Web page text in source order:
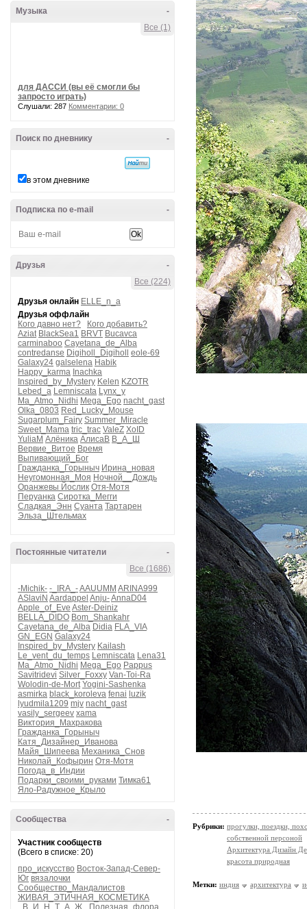
-
Музыка
Все (1)
для ДАССИ (вы её смогли бы
запросто играть)
Слушали: 287 Комментарии: 0
-
Поиск по дневнику
в этом дневнике
-
Подписка по e-mail
-
Друзья
Все (224)
Друзья онлайн ELLE_n_a
Друзья оффлайн
Кого давно нет?
Кого добавить?
Aziat BlackSea1 BRVT Bucavca
carminaboo Cayetana_de_Alba
contredanse Digiholl_Digiholl
eole-69
Galaxy24 galselena Habik
Happy_karma Inachka
Inspired_by_Mystery Kelen KZOTR
Lebed_a Lemniscata Lynx_y
Ma_Atmo_Nidhi Mega_Ego nacht_gast
Olka_0803 Red_Lucky_Mouse
Sugarplum_Fairy Summer_Miracle
Sweet_Mama tric_trac ValeZ XoID
YuliaM Алёника АлисаВ В_А_Ш
Вервие_Витое Время
Выпивающий_Бог
Гражданка_Горыныч Ирина_новая
Неугомонная_Моя Ночной__Дождь
Оранжевы Йослик Отя-Мотя
Перуанка Сиротка_Мегги
Сладкая_Энн Суанта Тартарен
Эльза_Штельмах
-
Постоянные читатели
Все (1686)
-Michik- -_IRA_-AAUUMM ARINA999
ASlaviN Aardappel Anju-AnnaD04
Apple_of_Eve Aster-Deiniz
BELLA_DIDO Bom_Shankahr
Cayetana_de_Alba Didia FLA_VIA
GN_EGN Galaxy24
Inspired_by_Mystery Kailash
Le_vent_du_temps Lemniscata Lena31
Ma_Atmo_Nidhi Mega_Ego Pappus
Savitridevi Silver_Foxxy Van-Toi-Ra
Wolodin-de-Mort Yogini-Sashenka
asmirka black_koroleva fenai luzik
lyudmila1209 mjv nacht_gast
vasily_sergeev xama
Виктория_Махракова
Гражданка_Горыныч
Катя_Дизайнер_Иванова
Майя_Шипеева Механика_Снов
Николай_Кофырин Отя-Мотя
Погода_в_Индии
Подарки_своими_руками Тимка61
Яло-Радужное_Крыло
-
Сообщества
Участник сообществ
(Всего в списке: 20)
про_искусство Восток-Запад-Север-
Юг вязалочки
Сообщество_Мандалистов
ЖИВАЯ_ЭТИЧНАЯ_КОСМЕТИКА
_В_И_Н_Т_А_Ж_
Полезная_флора
Рубрики: прогулки, поездки,
собственной персоной
Архитектура Дизайн
красота природная
Метки: индия архитектура